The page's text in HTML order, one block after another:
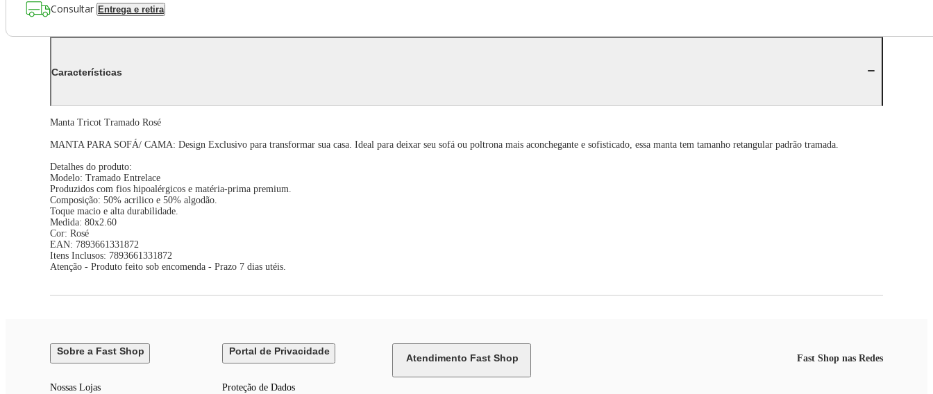
Consultar Entrega e retira
Características
Manta Tricot Tramado Rosé
MANTA PARA SOFÁ/ CAMA: Design Exclusivo para transformar sua casa. Ideal para deixar seu sofá ou poltrona mais aconchegante e sofisticado, essa manta tem tamanho retangular padrão tramada.
Detalhes do produto:
Modelo: Tramado Entrelace
Produzidos com fios hipoalérgicos e matéria-prima premium.
Composição: 50% acrilico e 50% algodão.
Toque macio e alta durabilidade.
Medida: 80x2.60
Cor: Rosé
EAN: 7893661331872
Itens Inclusos: 7893661331872
Atenção - Produto feito sob encomenda - Prazo 7 dias utéis.
Sobre a Fast Shop
Nossas Lojas
Portal de Privacidade
Proteção de Dados
Atendimento Fast Shop Fast Shop nas Redes